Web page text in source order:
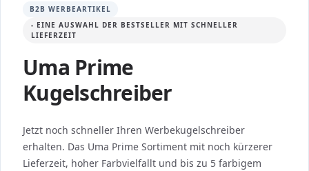
B2B WERBEARTIKEL
- EINE AUSWAHL DER BESTSELLER MIT SCHNELLER
LIEFERZEIT
Uma Prime
Kugelschreiber
Jetzt noch schneller Ihren Werbekugelschreiber
erhalten. Das Uma Prime Sortiment mit noch kürzerer
Lieferzeit, hoher Farbvielfallt und bis zu 5 farbigem